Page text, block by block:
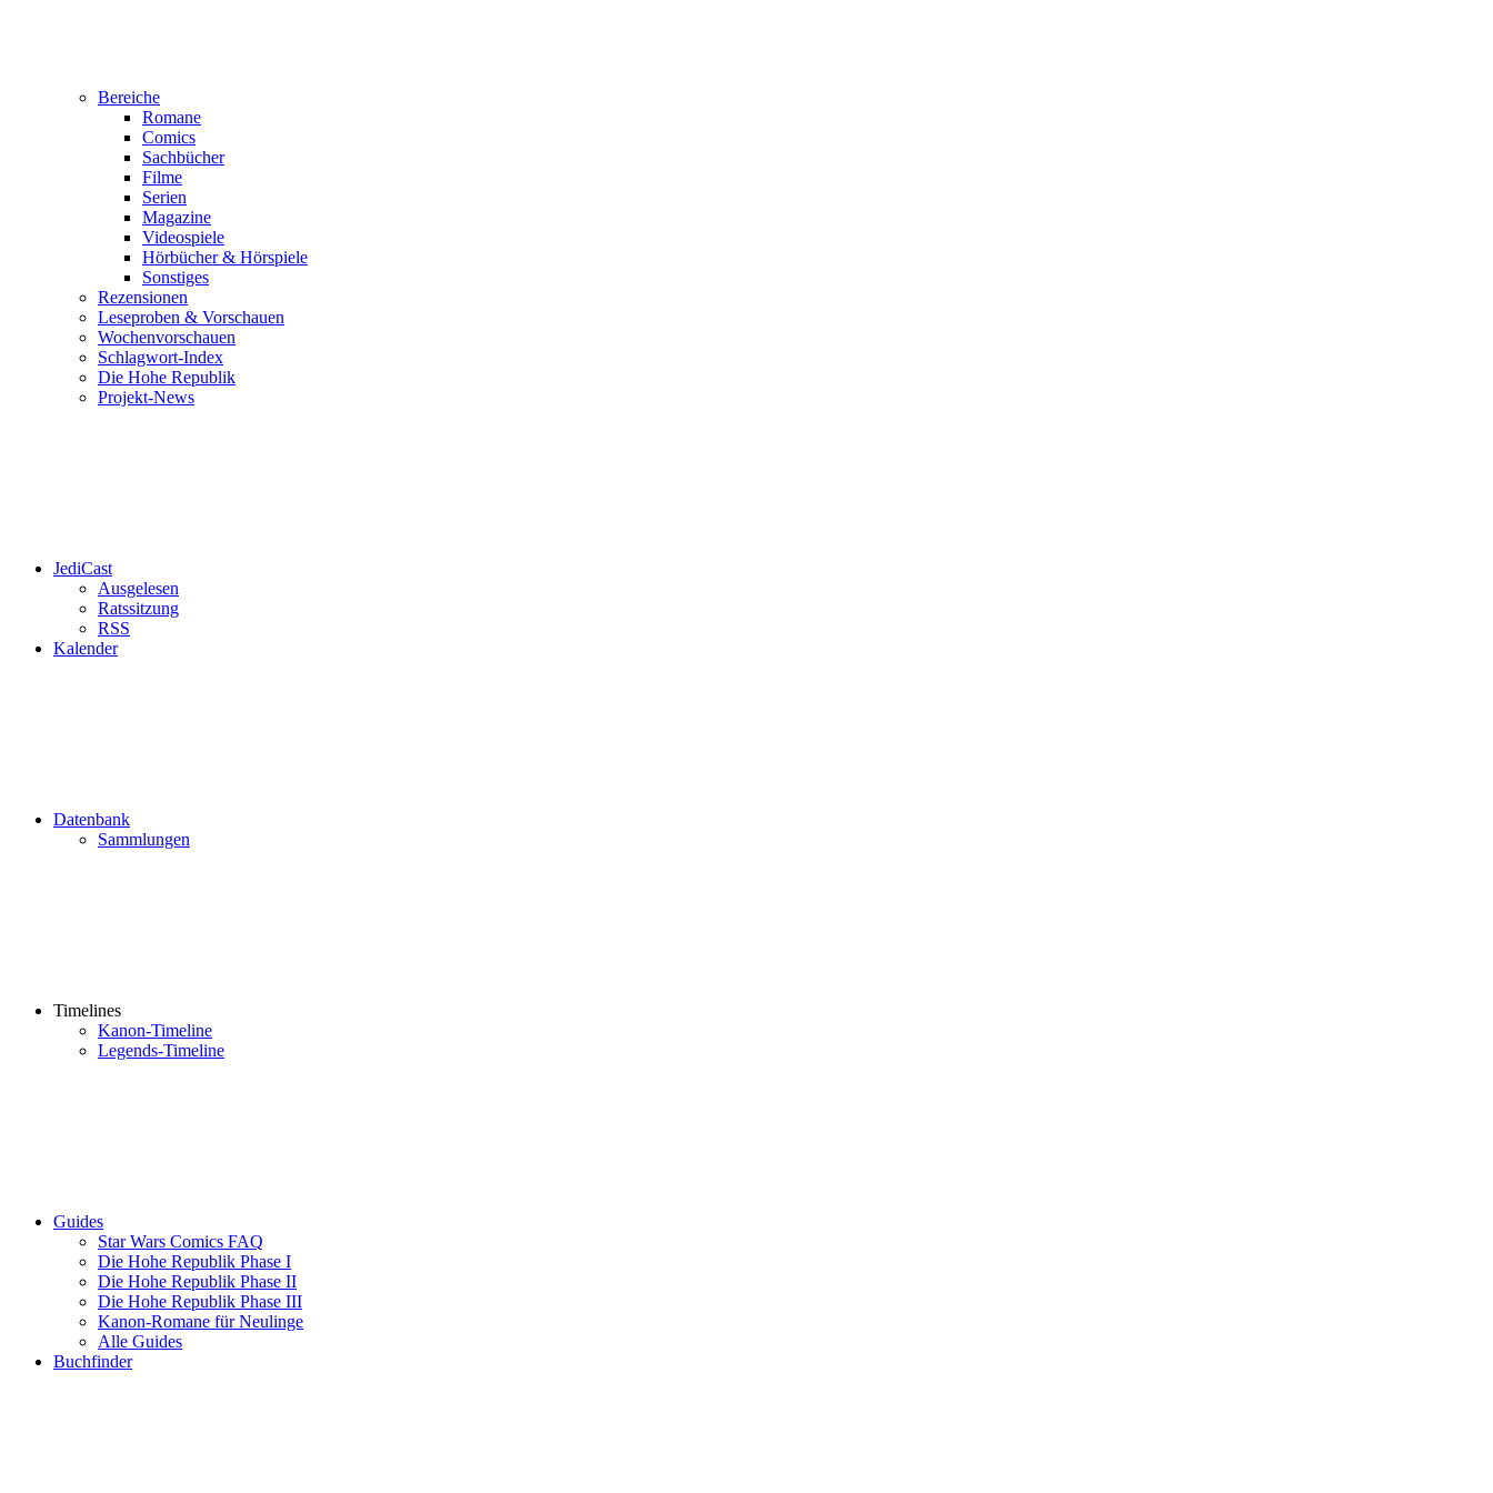
Bereiche
Romane
Comics
Sachbücher
Filme
Serien
Magazine
Videospiele
Hörbücher & Hörspiele
Sonstiges
Rezensionen
Leseproben & Vorschauen
Wochenvorschauen
Schlagwort-Index
Die Hohe Republik
Projekt-News
JediCast
Ausgelesen
Ratssitzung
RSS
Kalender
Datenbank
Sammlungen
Timelines
Kanon-Timeline
Legends-Timeline
Guides
Star Wars Comics FAQ
Die Hohe Republik Phase I
Die Hohe Republik Phase II
Die Hohe Republik Phase III
Kanon-Romane für Neulinge
Alle Guides
Buchfinder